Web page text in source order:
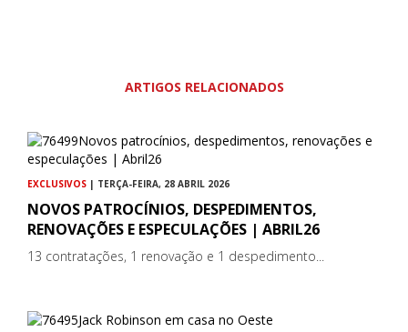
ARTIGOS RELACIONADOS
EXCLUSIVOS | TERÇA-FEIRA, 28 ABRIL 2026
NOVOS PATROCÍNIOS, DESPEDIMENTOS,
RENOVAÇÕES E ESPECULAÇÕES | ABRIL26
13 contratações, 1 renovação e 1 despedimento...